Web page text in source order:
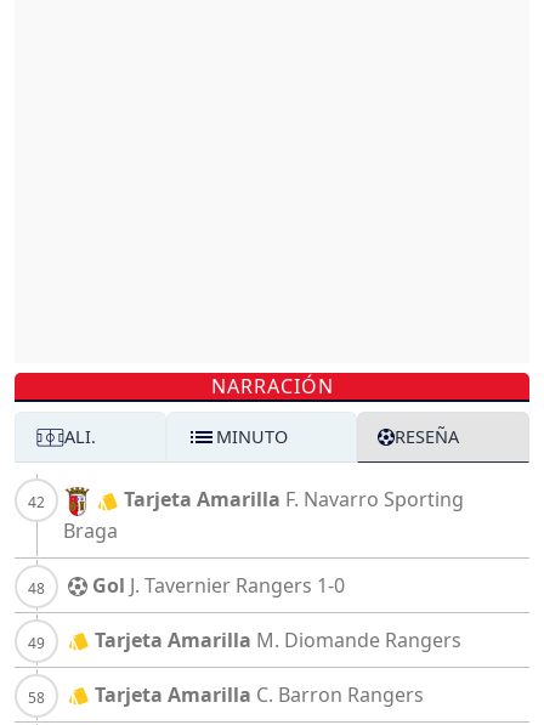
NARRACIÓN
ALI. MINUTO RESEÑA
Tarjeta Amarilla F. Navarro Sporting
Braga
Gol J. Tavernier Rangers 1-0
Tarjeta Amarilla M. Diomande Rangers
Tarjeta Amarilla C. Barron Rangers